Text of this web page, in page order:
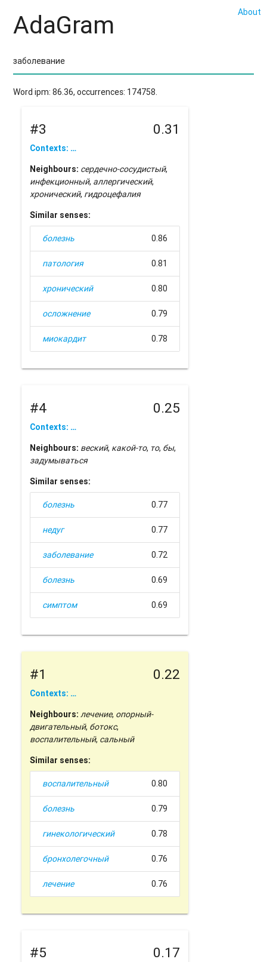
About
AdaGram
Word ipm: 86.36, occurrences: 174758.
#3 0.31
Contexts: …
Neighbours: сердечно-сосудистый,
инфекционный, аллергический,
хронический, гидроцефалия
Similar senses:
болезнь 0.86
патология 0.81
хронический 0.80
осложнение 0.79
миокардит 0.78
#4 0.25
Contexts: …
Neighbours: веский, какой-то, то, бы,
задумываться
Similar senses:
болезнь 0.77
недуг 0.77
заболевание 0.72
болезнь 0.69
симптом 0.69
#1 0.22
Contexts: …
Neighbours: лечение, опорный-
двигательный, ботокс,
воспалительный, сальный
Similar senses:
воспалительный 0.80
болезнь 0.79
гинекологический 0.78
бронхолегочный 0.76
лечение 0.76
#5 0.17